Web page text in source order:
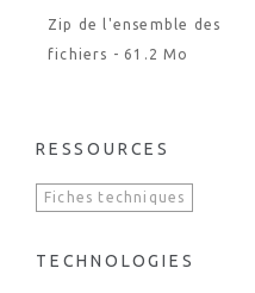
Zip de l'ensemble des
fichiers - 61.2 Mo
RESSOURCES
Fiches techniques
TECHNOLOGIES